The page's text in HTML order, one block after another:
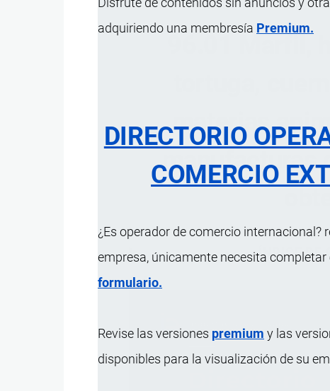
adquiriendo una membresía Premium.
DIRECTORIO
COMERCIO
¿Es operador de comercio internacional?
empresa, únicamente necesita completar
formulario.
Revise las versiones premium y las
disponibles para la visualización de su
96.01 Marfil,
tortuga,
materias
manufacturas
ÍNDICE DE